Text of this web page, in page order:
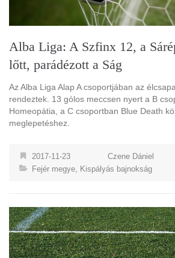
Alba Liga: A Szfinx 12, a
lőtt, parádézott a Ság
Az Alba Liga Alap A csoportjában az
rendeztek. 13 gólos meccsen nyert a B
Homeopátia, a C csoportban Blue Death
meglepetéshez.
2017-11-23
Czene Dániel
Fejér megye Kispályás bajnokság